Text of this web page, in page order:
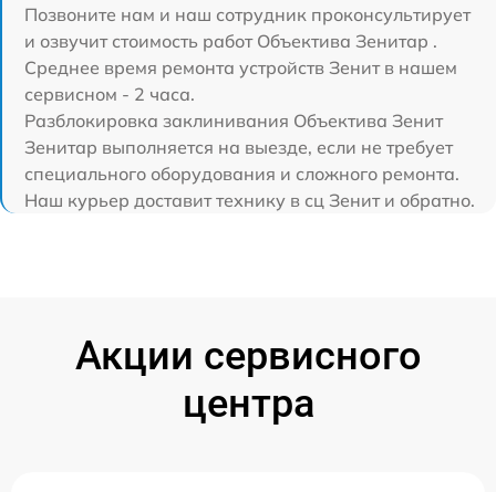
Позвоните нам и наш сотрудник проконсультирует
и озвучит стоимость работ Объектива Зенитар .
Среднее время ремонта устройств Зенит в нашем
сервисном - 2 часа.
Разблокировка заклинивания Объектива Зенит
Зенитар выполняется на выезде, если не требует
специального оборудования и сложного ремонта.
Наш курьер доставит технику в сц Зенит и обратно.
Акции сервисного
центра